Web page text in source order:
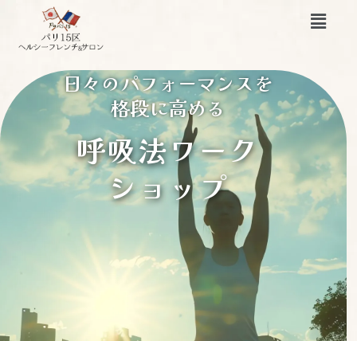
ッ
プ
メ
ニ
日々のパフォーマンスを
格段に高める
呼吸法ワーク
ショップ